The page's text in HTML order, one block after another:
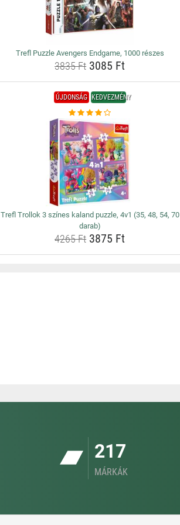
Trefl Puzzle Avengers Endgame, 1000 részes
3835 Ft 3085 Ft
ÚJDONSÁG KEDVEZMÉNY
Trefl Trollok 3 színes kaland puzzle, 4v1 (35, 48, 54, 70
darab)
4265 Ft 3875 Ft
217
MÁRKÁK